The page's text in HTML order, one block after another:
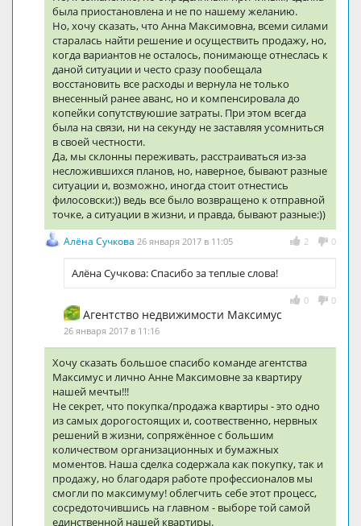
была приостановлена и не по нашему желанию.
Но, хочу сказать, что Анна Максимовна, всеми силами
старалась найти решение и осуществить продажу, но,
когда вариантов не осталось, понимающе отнеслась к
даной ситуации и често сразу пообещала
восстановить все расходы и вернула не только
внесенный ранее аванс, но и компенсировала до
копейки сопутствуюшие затраты. При этом всегда
была на связи, ни на секунду не заставляя усомниться
в своей честности.
Да, мы склонны переживать, расстраиваться из-за
несложившихся планов, но, наверное, бывают разные
ситуации и, возможно, иногда стоит отнестись
филосовски:)) ведь все было возвращено к отправной
точке, а ситуации в жизни, и правда, бывают разные:))
2 0
Алёна Сучкова 26 января 2017 в 11:05
Алёна Сучкова: Спасибо за теплые слова!
0 0
Агентство недвижимости Максимус
26 января 2017 в 11:16
Хочу сказать большое спасибо команде агентства
Максимус и лично Анне Максимовне за квартиру
нашей мечты!!!
Не секрет, что покупка/продажа квартиры - это одно
из самых дорогостоящих и, соотвественно, нервных
решений в жизни, сопряжённое с большим
количеством организационных и бумажных
моментов. Наша сделка содержала как покупку, так и
продажу, но благодаря работе профессионалов мы
смогли по максимуму! облегчить себе этот процесс,
сосредоточившись на главном - выборе той самой
единственной нашей квартиры.